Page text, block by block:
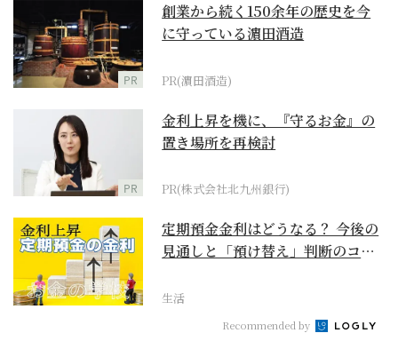
PR
創業から続く150余年の歴史を今
に守っている濵田酒造
PR(濵田酒造)
PR
金利上昇を機に、『守るお金』の
置き場所を再検討
PR(株式会社北九州銀行)
定期預金金利はどうなる？ 今後の
見通しと「預け替え」判断のコツ
生活
Recommended by